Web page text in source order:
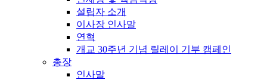
설립자 소개
이사장 인사말
연혁
개교 30주년 기념 릴레이 기부 캠페인
총장
인사말